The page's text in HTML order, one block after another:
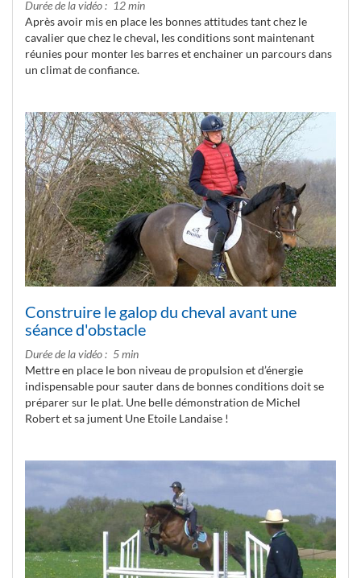
Durée de la vidéo
12 min
Après avoir mis en place les bonnes attitudes tant chez le
cavalier que chez le cheval, les conditions sont maintenant
réunies pour monter les barres et enchainer un parcours dans
un climat de confiance.
Construire le galop du cheval avant une
séance d'obstacle
Durée de la vidéo
5 min
Mettre en place le bon niveau de propulsion et d’énergie
indispensable pour sauter dans de bonnes conditions doit se
préparer sur le plat. Une belle démonstration de Michel
Robert et sa jument Une Etoile Landaise !